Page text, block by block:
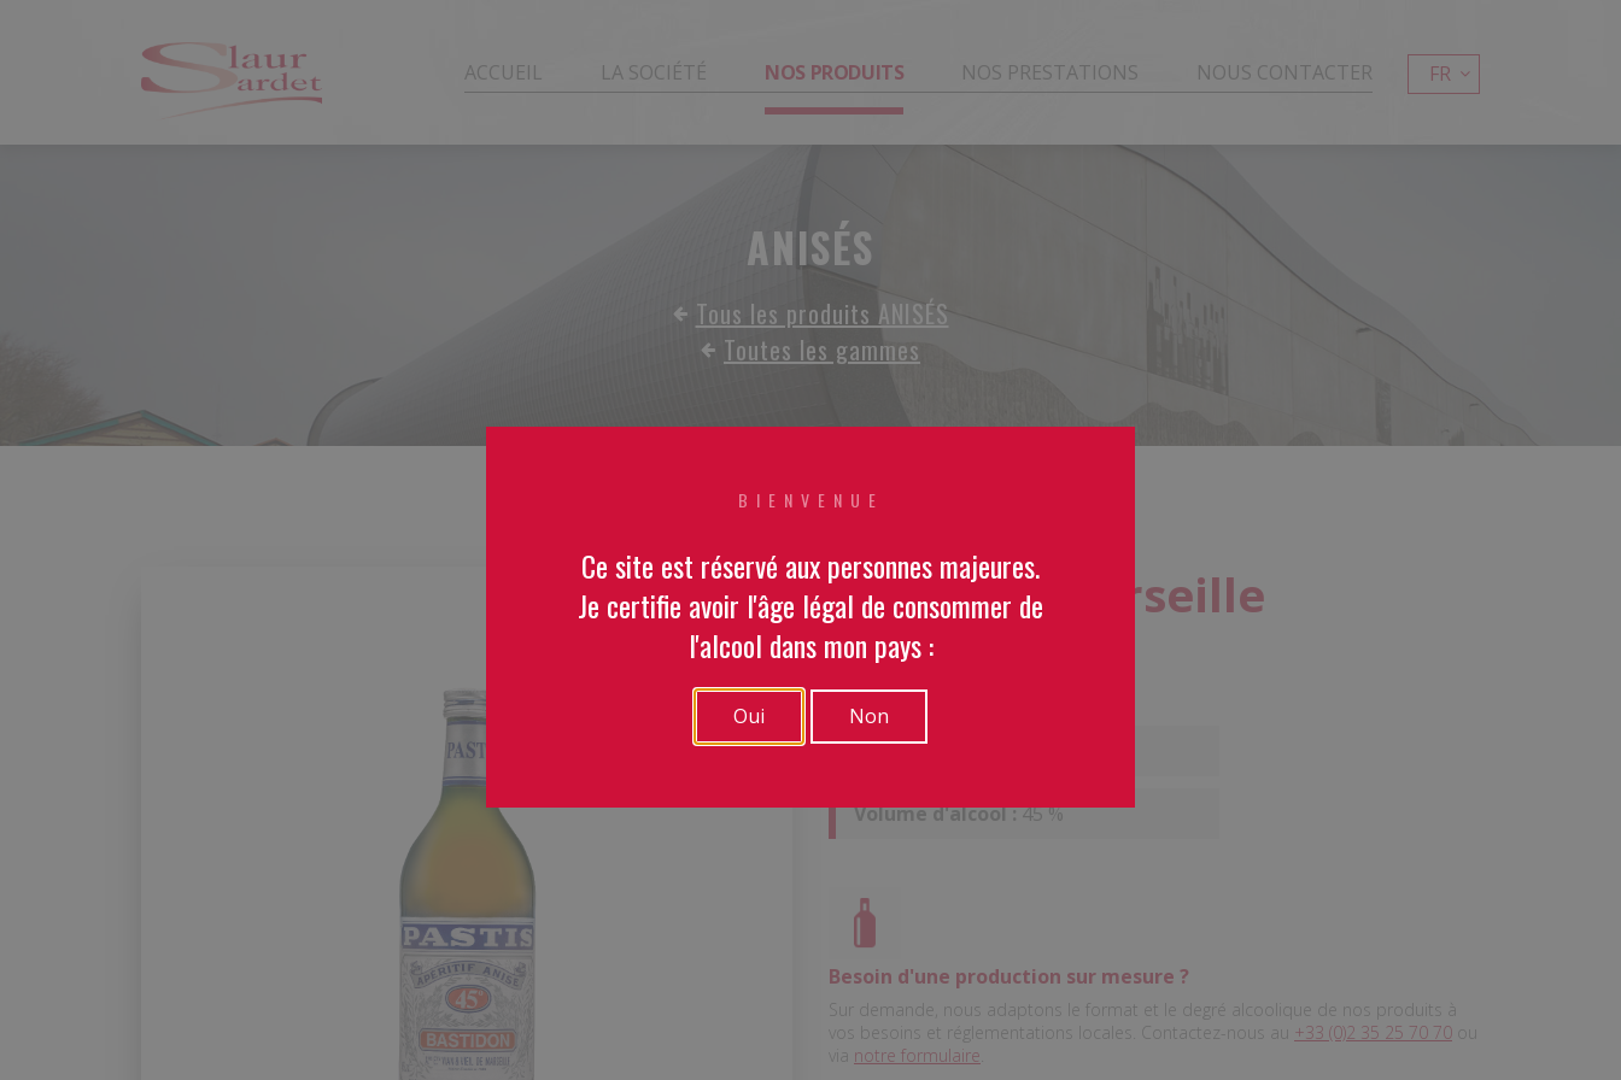
ACCUEIL LA SOCIÉTÉ NOS PRODUITS NOS PRESTATIONS NOUS CONTACTER FR
ANISÉS
Tous les produits ANISÉS
Toutes les gammes
Pastis de Marseille
Bastidon
Centilisation :
Volume d'alcool :45 %
Besoin d'une production sur mesure ?
Sur demande, nous adaptons le format et le degré alcoolique de nos produits à
vos besoins et réglementations locales. Contactez-nous au +33 (0)2 35 25 70 70 ou
via notre formulaire
BIENVENUE
Ce site est réservé aux personnes majeures.
Je certifie avoir l'âge légal de consommer de
l'alcool dans mon pays :
Oui Non